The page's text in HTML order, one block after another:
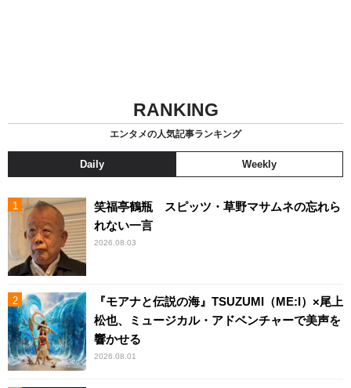
RANKING
エンタメの人気記事ランキング
Daily Weekly
笑福亭鶴瓶 スピッツ・草野マサムネの忘れら
れない一言
2026.08.03
『モアナと伝説の海』TSUZUMI（ME:I）×尾上
松也、ミュージカル・アドベンチャーで美声を
響かせる
2026.08.01